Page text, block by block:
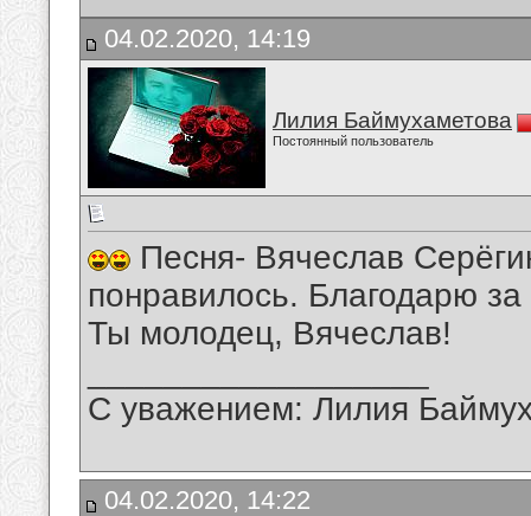
04.02.2020, 14:19
Лилия Баймухаметова
Постоянный пользователь
Песня- Вячеслав
понравилось. Благодарю
Ты молодец, Вячеслав!
С уважением: Лилия
04.02.2020, 14:22